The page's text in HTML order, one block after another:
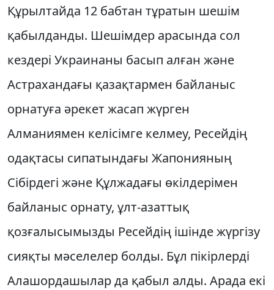
Құрылтайда 12 бабтан тұратын шешiм
қабылданды. Шешiмдер арасында сол
кездерi Украинаны басып алған және
Астрахандағы қазақтармен байланыс
орнатуға әрекет жасап жүрген
Алманиямен келiсiмге келмеу, Ресейдiң
одақтасы сипатындағы Жапонияның
Сiбiрдегi және Құлжадағы өкiлдерiмен
байланыс орнату, ұлт-азаттық
қозғалысымызды Ресейдiң iшiнде жүргiзу
сияқты мәселелер болды. Бұл пiкiрлердi
Алашордашылар да қабыл алды. Арада екi